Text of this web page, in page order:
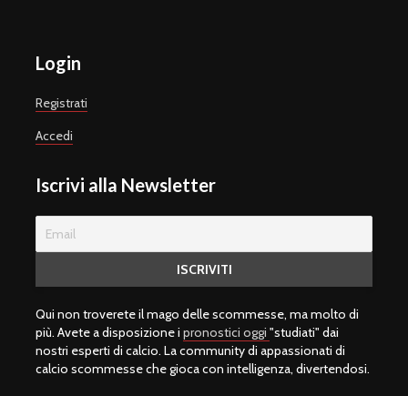
Login
Registrati
Accedi
Iscrivi alla Newsletter
Qui non troverete il mago delle scommesse, ma molto di
più. Avete a disposizione i pronostici oggi "studiati" dai
nostri esperti di calcio. La community di appassionati di
calcio scommesse che gioca con intelligenza, divertendosi.